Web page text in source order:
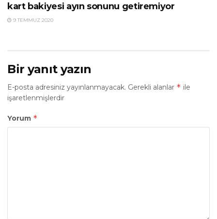
kart bakiyesi ayın sonunu getiremiyor
9 TEMMUZ 2020
Bir yanıt yazın
E-posta adresiniz yayınlanmayacak. Gerekli alanlar * ile
işaretlenmişlerdir
Yorum *